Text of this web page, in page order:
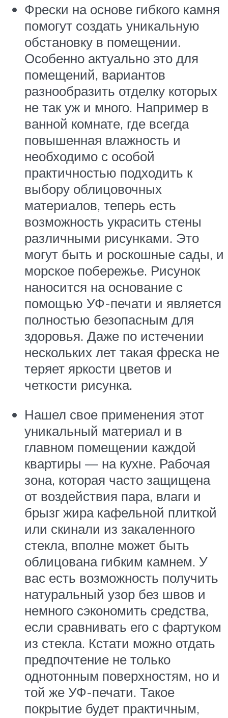
Фрески на основе гибкого камня
помогут создать уникальную
обстановку в помещении.
Особенно актуально это для
помещений, вариантов
разнообразить отделку которых
не так уж и много. Например в
ванной комнате, где всегда
повышенная влажность и
необходимо с особой
практичностью подходить к
выбору облицовочных
материалов, теперь есть
возможность украсить стены
различными рисунками. Это
могут быть и роскошные сады, и
морское побережье. Рисунок
наносится на основание с
помощью УФ-печати и является
полностью безопасным для
здоровья. Даже по истечении
нескольких лет такая фреска не
теряет яркости цветов и
четкости рисунка.
Нашел свое применения этот
уникальный материал и в
главном помещении каждой
квартиры — на кухне. Рабочая
зона, которая часто защищена
от воздействия пара, влаги и
брызг жира кафельной плиткой
или скинали из закаленного
стекла, вполне может быть
облицована гибким камнем. У
вас есть возможность получить
натуральный узор без швов и
немного сэкономить средства,
если сравнивать его с фартуком
из стекла. Кстати можно отдать
предпочтение не только
однотонным поверхностям, но и
той же УФ-печати. Такое
покрытие будет практичным,